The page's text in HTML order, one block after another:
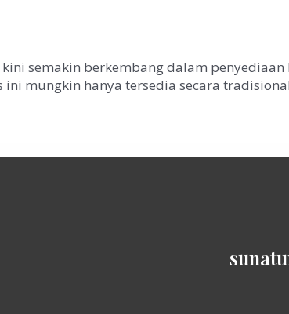
semakin berkembang dalam penyediaan
mungkin hanya tersedia secara